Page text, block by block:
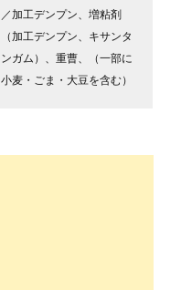
／加工デンプン、増粘剤
（加工デンプン、キサンタ
ンガム）、重曹、（一部に
小麦・ごま・大豆を含む）